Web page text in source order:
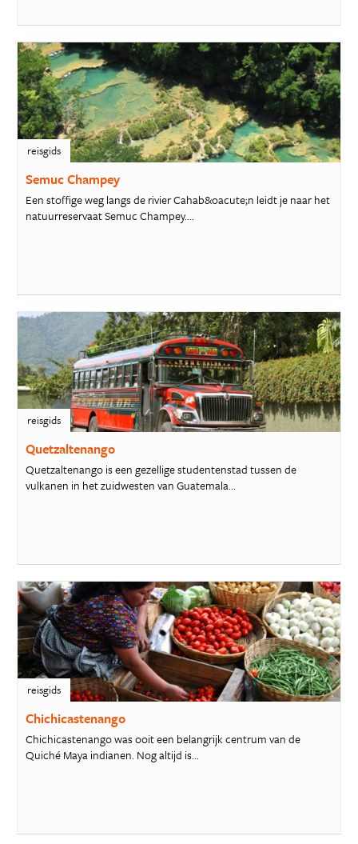
reisgids
Semuc Champey
Een stoffige weg langs de rivier Cahab&oacute;n leidt je naar het
natuurreservaat Semuc Champey....
reisgids
Quetzaltenango
Quetzaltenango is een gezellige studentenstad tussen de
vulkanen in het zuidwesten van Guatemala...
reisgids
Chichicastenango
Chichicastenango was ooit een belangrijk centrum van de
Quiché Maya indianen. Nog altijd is...